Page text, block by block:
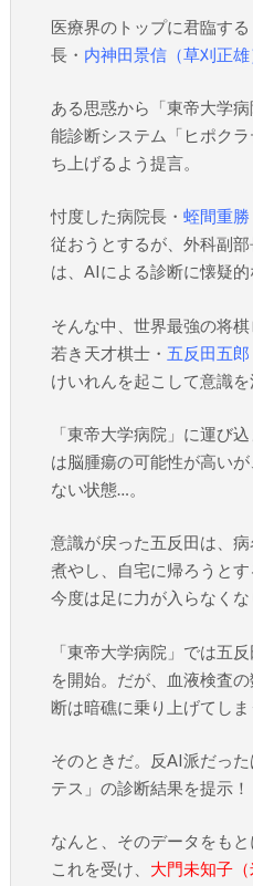
医療界のトップに君臨す
長・ 内神田景信（草刈正雄
ある思惑から「東帝大学
能診断システム「ヒポク
ち上げるよう提言。
忖度した病院長・蛭間重勝
従おうとするが、外科副部
は、AIによる診断に懐疑的
そんな中、世界最強の将
若き天才棋士・ 五反田五郎
けいれんを起こして意識を
「東帝大学病院」に運び
は脳腫瘍の可能性が高い
ない状態…。
意識が戻った五反田は、
煮やし、自宅に帰ろうとす
今度は足に力が入らなくな
「東帝大学病院」では五
を開始。だが、血液検査
断は暗礁に乗り上げてしま
そのときだ。反AI派だっ
テス」の診断結果を提示！
なんと、そのデータをもと
これを受け、 大門未知子（